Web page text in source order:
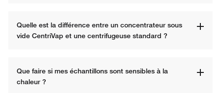
Quelle est la différence entre un concentrateur sous
vide CentriVap et une centrifugeuse standard ?
Que faire si mes échantillons sont sensibles à la
chaleur ?